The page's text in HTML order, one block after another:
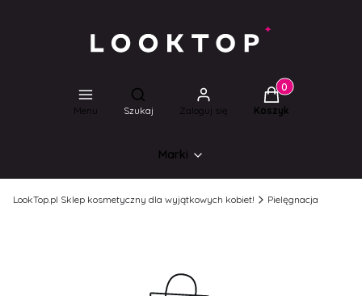
Menu
Otwórz wyszukiwarkę
Szukaj Zaloguj się
Produkty w
Koszyk
Marki
LookTop.pl Sklep kosmetyczny dla wyjątkowych kobiet! Pielęgnacja